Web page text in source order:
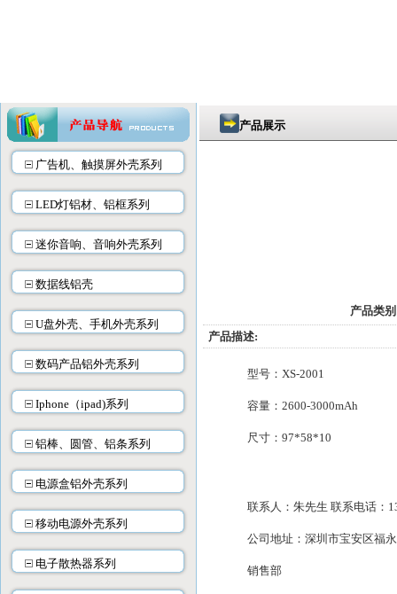
广告机、触摸屏外壳系列
LED灯铝材、铝框系列
迷你音响、音响外壳系列
数据线铝壳
U盘外壳、手机外壳系列
数码产品铝外壳系列
Iphone（ipad)系列
铝棒、圆管、铝条系列
电源盒铝外壳系列
移动电源外壳系列
电子散热器系列
产品展示
产品类
产品描述:
型号：XS-
容量：2600-3000mAh
尺寸：
联系人：朱先生 联系电话：
公司地址：深圳市宝安区福
销售部